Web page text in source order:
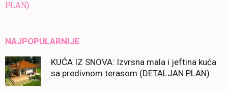
PLAN)
NAJPOPULARNIJE
KUĆA IZ SNOVA: Izvrsna mala i jeftina kuća
sa predivnom terasom (DETALJAN PLAN)